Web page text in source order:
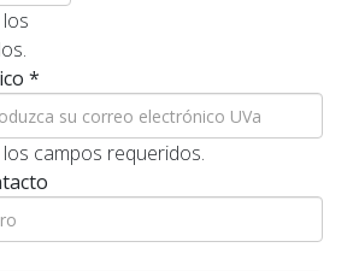
*
campos requeridos.